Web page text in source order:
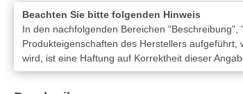
Beachten Sie bitte folgenden Hinweis
In den nachfolgenden Bereichen
Produkteigenschaften des Herstellers
wird, ist eine Haftung auf Korrektheit dieser